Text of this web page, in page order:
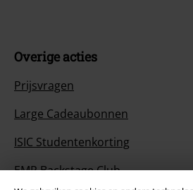
Overige acties
Prijsvragen
Large Cadeaubonnen
ISIC Studentenkorting
EMP Backstage Club